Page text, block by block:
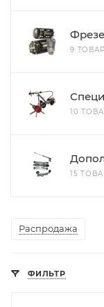
9
10
15
Распродажа
ФИЛЬТР